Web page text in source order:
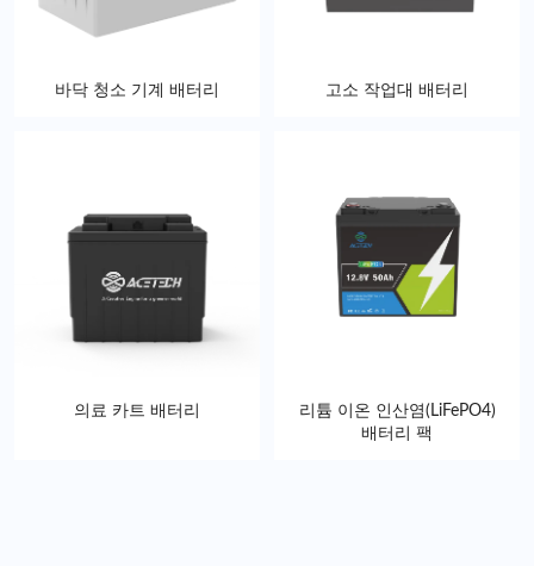
바닥 청소 기계 배터리 고소 작업대 배터리
의료 카트 배터리
리튬 이온 인산염(LiFePO4)
배터리 팩